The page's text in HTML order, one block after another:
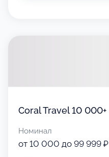
Coral Travel 10 000+
Номинал
от 10 000 до 99 999 ₽